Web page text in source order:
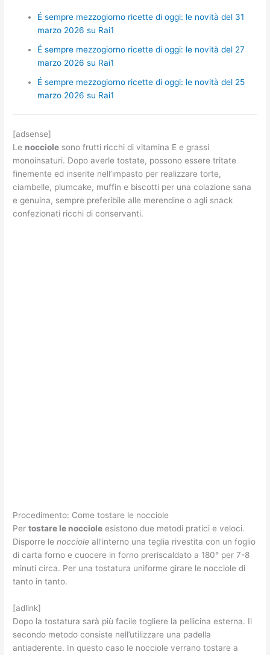
É sempre mezzogiorno ricette di oggi: le novità del 31
marzo 2026 su Rai1
É sempre mezzogiorno ricette di oggi: le novità del 27
marzo 2026 su Rai1
É sempre mezzogiorno ricette di oggi: le novità del 25
marzo 2026 su Rai1
[adsense]
Le nocciole sono frutti ricchi di vitamina E e grassi
monoinsaturi. Dopo averle tostate, possono essere tritate
finemente ed inserite nell’impasto per realizzare torte,
ciambelle, plumcake, muffin e biscotti per una colazione sana
e genuina, sempre preferibile alle merendine o agli snack
confezionati ricchi di conservanti.
Procedimento: Come tostare le nocciole
Pertostare le nocciole esistono due metodi pratici e veloci.
Disporre lenocciole all’interno una teglia rivestita con un foglio
di carta forno e cuocere in forno preriscaldato a 180° per 7-8
minuti circa. Per una tostatura uniforme girare le nocciole di
tanto in tanto.
[adlink]
Dopo la tostatura sarà più facile togliere la pellicina esterna. Il
secondo metodo consiste nell’utilizzare una padella
antiaderente. In questo caso le nocciole verrano tostare a